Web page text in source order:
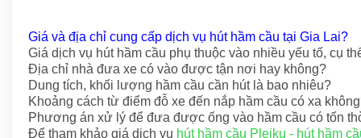
Giá và địa chỉ cung cấp dịch vụ hút hầm cầu tại Gia Lai?
Giá dịch vụ hút hầm cầu phụ thuộc vào nhiều yếu tố, cụ
Địa chỉ nhà đưa xe có vào được tận nơi hay không?
Dung tích, khối lượng hầm cầu cần hút là bao nhiêu?
Khoảng cách từ điểm đỗ xe đến nắp hầm cầu có xa
Phương án xử lý để đưa được ống vào hầm cầu có tốn
Để tham khảo giá dịch vụ hút hầm cầu Pleiku - hút hầm